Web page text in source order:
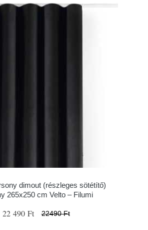
dimout (részleges sötétítő)
265x250 cm Velto – Filumi
22 490 Ft 22490 Ft